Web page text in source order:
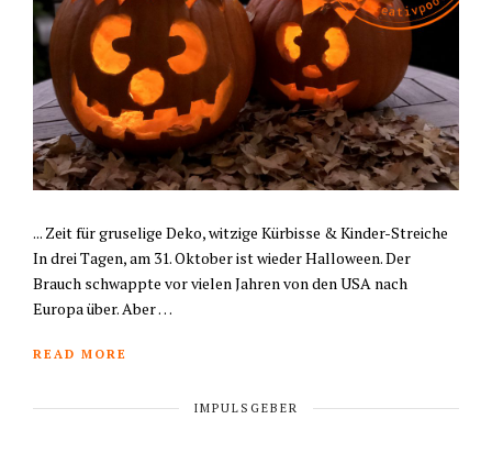
... Zeit für gruselige Deko, witzige Kürbisse & Kinder-Streiche
In drei Tagen, am 31. Oktober ist wieder Halloween. Der
Brauch schwappte vor vielen Jahren von den USA nach
Europa über. Aber …
READ MORE
IMPULSGEBER